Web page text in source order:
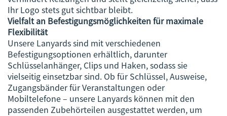
Ihr Logo stets gut sichtbar bleibt.
Vielfalt an Befestigungsmöglichkeiten für maximale
Flexibilität
Unsere Lanyards sind mit verschiedenen
Befestigungsoptionen erhältlich, darunter
Schlüsselanhänger, Clips und Haken, sodass sie
vielseitig einsetzbar sind. Ob für Schlüssel, Ausweise,
Zugangsbänder für Veranstaltungen oder
Mobiltelefone – unsere Lanyards können mit den
passenden Zubehörteilen ausgestattet werden, um